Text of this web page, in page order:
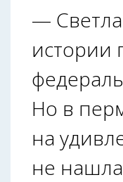
—
истории
Но в
на
не